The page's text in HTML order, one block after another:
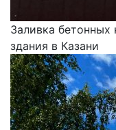
Заливка
здания в Казани